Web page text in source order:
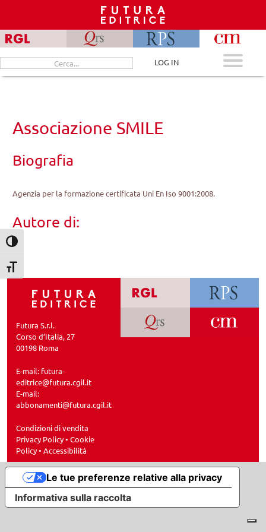
Attiva/disattiva alto contrasto
Attiva/disattiva dimensione testo
content
Cerca
per:
LOG IN
Associazione SMILE
Biografia
Agenzia per la formazione certificata Uni En Iso 9001:2008.
Autore di:
Futura S.r.l.
Corso d’Italia, 27
00198 Roma
E-mail: futura-
editrice@futura.cgil.it
E-mail:
abbonamenti@futura.cgil.it
Condizioni di vendita
Privacy Policy• Cookie
Policy• Accessibilità
Informativa sulla raccolta
Le tue preferenze relative alla privacy